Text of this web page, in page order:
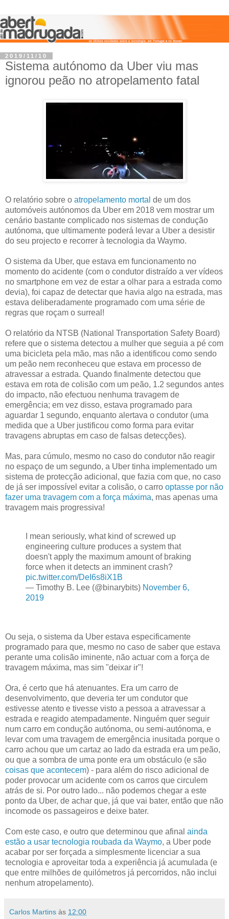
2019/11/10
Sistema autónomo da Uber viu mas
ignorou peão no atropelamento fatal
O relatório sobre o atropelamento mortal de um dos
automóveis autónomos da Uber em 2018 vem mostrar um
cenário bastante complicado nos sistemas de condução
autónoma, que ultimamente poderá levar a Uber a desistir
do seu projecto e recorrer à tecnologia da Waymo.
O sistema da Uber, que estava em funcionamento no
momento do acidente (com o condutor distraído a ver vídeos
no smartphone em vez de estar a olhar para a estrada como
devia), foi capaz de detectar que havia algo na estrada, mas
estava deliberadamente programado com uma série de
regras que roçam o surreal!
O relatório da NTSB (National Transportation Safety Board)
refere que o sistema detectou a mulher que seguia a pé com
uma bicicleta pela mão, mas não a identificou como sendo
um peão nem reconheceu que estava em processo de
atravessar a estrada. Quando finalmente detectou que
estava em rota de colisão com um peão, 1.2 segundos antes
do impacto, não efectuou nenhuma travagem de
emergência; em vez disso, estava programado para
aguardar 1 segundo, enquanto alertava o condutor (uma
medida que a Uber justificou como forma para evitar
travagens abruptas em caso de falsas detecções).
Mas, para cúmulo, mesmo no caso do condutor não reagir
no espaço de um segundo, a Uber tinha implementado um
sistema de protecção adicional, que fazia com que, no caso
de já ser impossível evitar a colisão, o carro optasse por não
fazer uma travagem com a força máxima, mas apenas uma
travagem mais progressiva!
I mean seriously, what kind of screwed up
engineering culture produces a system that
doesn't apply the maximum amount of braking
force when it detects an imminent crash?
pic.twitter.com/DeI6s8iX1B
— Timothy B. Lee (@binarybits) November 6,
2019
Ou seja, o sistema da Uber estava especificamente
programado para que, mesmo no caso de saber que estava
perante uma colisão iminente, não actuar com a força de
travagem máxima, mas sim "deixar ir"!
Ora, é certo que há atenuantes. Era um carro de
desenvolvimento, que deveria ter um condutor que
estivesse atento e tivesse visto a pessoa a atravessar a
estrada e reagido atempadamente. Ninguém quer seguir
num carro em condução autónoma, ou semi-autónoma, e
levar com uma travagem de emergência inusitada porque o
carro achou que um cartaz ao lado da estrada era um peão,
ou que a sombra de uma ponte era um obstáculo (e são
coisas que acontecem) - para além do risco adicional de
poder provocar um acidente com os carros que circulem
atrás de si. Por outro lado... não podemos chegar a este
ponto da Uber, de achar que, já que vai bater, então que não
incomode os passageiros e deixe bater.
Com este caso, e outro que determinou que afinal ainda
estão a usar tecnologia roubada da Waymo, a Uber pode
acabar por ser forçada a simplesmente licenciar a sua
tecnologia e aproveitar toda a experiência já acumulada (e
que entre milhões de quilómetros já percorridos, não inclui
nenhum atropelamento).
Carlos Martins às 12:00